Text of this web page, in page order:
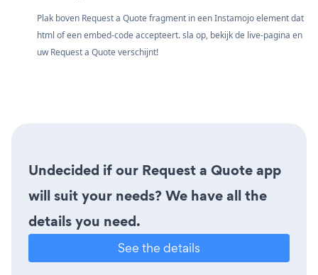
Plak boven Request a Quote fragment in een Instamojo element dat
html of een embed-code accepteert. sla op, bekijk de live-pagina en
uw Request a Quote verschijnt!
Undecided if our Request a Quote app
will suit your needs? We have all the
details you need.
See the details